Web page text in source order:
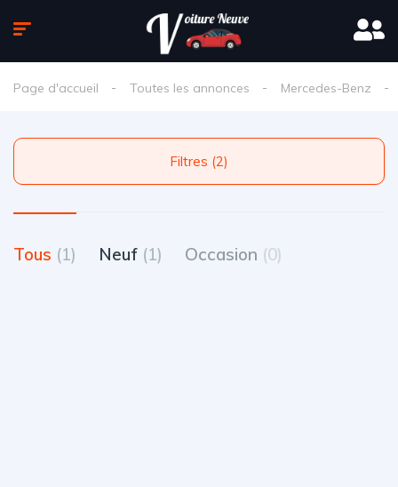
Page d'accueil Toutes les annonces Mercedes-Benz
Filtres (2)
Tous (1) Neuf (1) Occasion (0)